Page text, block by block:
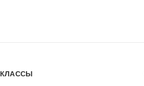
КЛАССЫ